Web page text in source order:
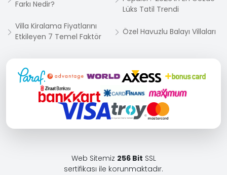
Farkı Nedir?
Lüks Tatil Trendi
Villa Kiralama Fiyatlarını
Etkileyen 7 Temel Faktör
Özel Havuzlu Balayı Villaları
Web Sitemiz 256 Bit SSL
sertifikası ile korunmaktadır.